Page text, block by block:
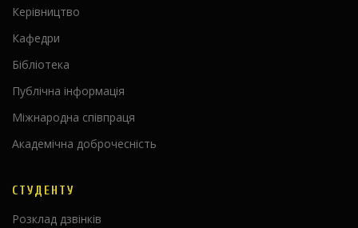
Керівництво
Кафедри
Бібліотека
Публічна інформація
Міжнародна співпраця
Академічна доброчесність
СТУДЕНТУ
Розклад дзвінків